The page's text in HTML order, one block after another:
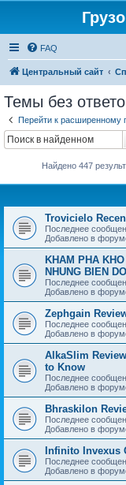
FAQ
Центральный сайт
Темы без
Перейти к расширенному
Найдено 447
Trovicielo
Последнее
Добавлено в
KHAM PHA
NHUNG BIEN
Последнее
Добавлено в
Zephgain
Последнее
Добавлено в
AlkaSlim
to Know
Последнее
Добавлено в
Bhraskilon
Последнее
Добавлено в
Infinito Invexus
Последнее
Добавлено в